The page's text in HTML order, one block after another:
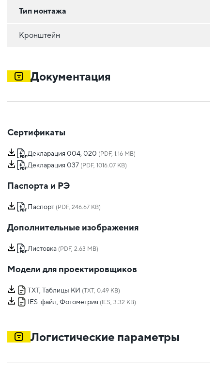
Тип монтажа
Кронштейн
Документация
Сертификаты
Декларация 004, 020 (PDF, 1.16 MB)
Декларация 037 (PDF, 1016.07 KB)
Паспорта и РЭ
Паспорт (PDF, 246.67 KB)
Дополнительные изображения
Листовка (PDF, 2.63 MB)
Модели для проектировщиков
TXT, Таблицы КИ (TXT, 0.49 KB)
IES-файл, Фотометрия (IES, 3.32 KB)
Логистические параметры